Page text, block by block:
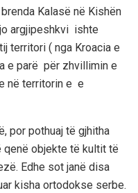
Kalasë në Kishën
argjipeshkvi ishte
territori ( nga Kroacia e
e parë për zhvillimin e
në territorin e e
por pothuaj të gjhitha
qenë objekte të kultit të
Edhe sot janë disa
kisha ortodokse serbe.